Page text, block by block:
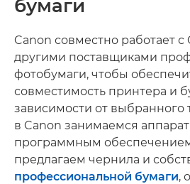
бумаги
Canon совместно работает
другими поставщиками
фотобумаги, чтобы
совместимость принтера и
зависимости от выбранного
в Canon занимаемся
программным
предлагаем чернила и
профессиональной бумаги,